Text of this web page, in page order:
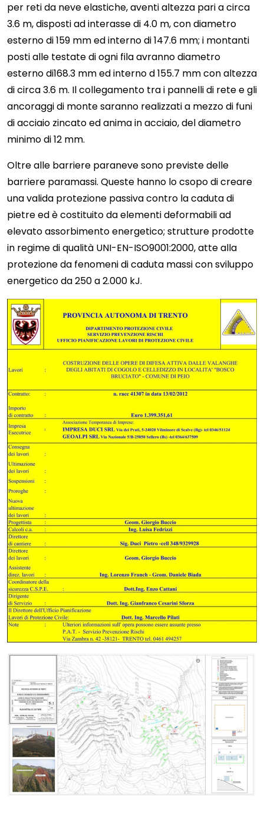
per reti da neve elastiche, aventi altezza pari a circa
3.6 m, disposti ad interasse di 4.0 m, con diametro
esterno di 159 mm ed interno di 147.6 mm; i montanti
posti alle testate di ogni fila avranno diametro
esterno di168.3 mm ed interno d 155.7 mm con altezza
di circa 3.6 m. Il collegamento tra i pannelli di rete e gli
ancoraggi di monte saranno realizzati a mezzo di funi
di acciaio zincato ed anima in acciaio, del diametro
minimo di 12 mm.
Oltre alle barriere paraneve sono previste delle
barriere paramassi. Queste hanno lo csopo di creare
una valida protezione passiva contro la caduta di
pietre ed è costituito da elementi deformabili ad
elevato assorbimento energetico; strutture prodotte
in regime di qualità UNI-EN-ISO9001:2000, atte alla
protezione da fenomeni di caduta massi con sviluppo
energetico da 250 a 2.000 kJ.